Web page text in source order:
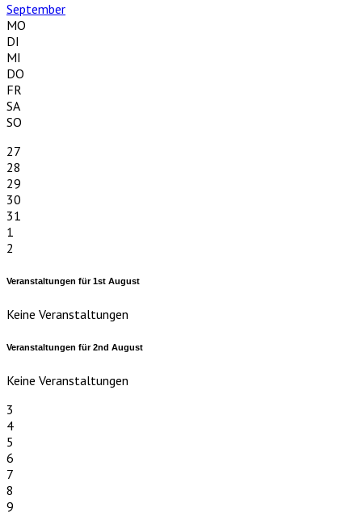
September
MO
DI
MI
DO
FR
SA
SO
27
28
29
30
31
1
2
Veranstaltungen für1st August
Keine Veranstaltungen
Veranstaltungen für2nd August
Keine Veranstaltungen
3
4
5
6
7
8
9